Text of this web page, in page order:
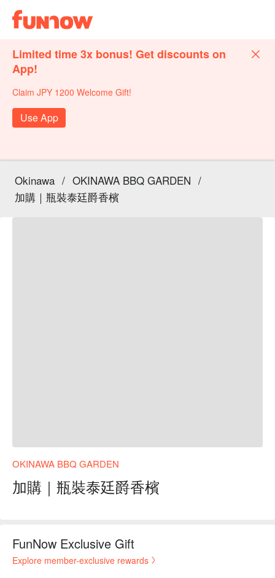
Limited time 3x bonus! Get discounts on
App!
Claim JPY 1200 Welcome Gift!
Use App
Okinawa / OKINAWA BBQ GARDEN /
加購｜瓶裝泰廷爵香檳
OKINAWA BBQ GARDEN
加購｜瓶裝泰廷爵香檳
FunNow Exclusive Gift
Explore member-exclusive rewards